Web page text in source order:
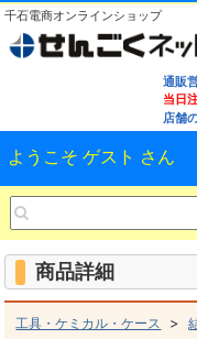
千石電商オンラインショップ
通販
当日
店舗
ようこそ ゲスト さん
商品詳細
工具・ケミカル・ケース >